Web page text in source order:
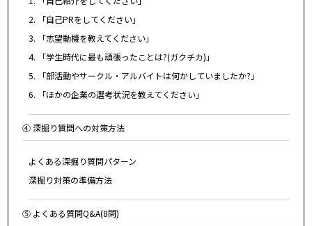
2. 「自己PRをしてください」
3. 「志望動機を教えてください」
4. 「学生時代に最も頑張ったことは?(ガクチカ)」
5. 「部活動やサークル・アルバイトは何かしていましたか?」
6. 「ほかの企業の選考状況を教えてください」
④ 深掘り質問への対策方法
よくある深掘り質問パターン
深掘り対策の準備方法
⑤ よくある質問Q&A(8問)